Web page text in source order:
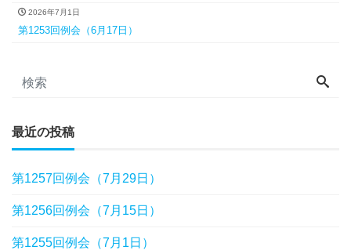
2026年7月1日
第1253回例会（6月17日）
最近の投稿
第1257回例会（7月29日）
第1256回例会（7月15日）
第1255回例会（7月1日）